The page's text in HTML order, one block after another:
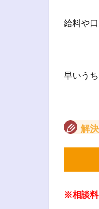
給料や
早いう
解
※相談料